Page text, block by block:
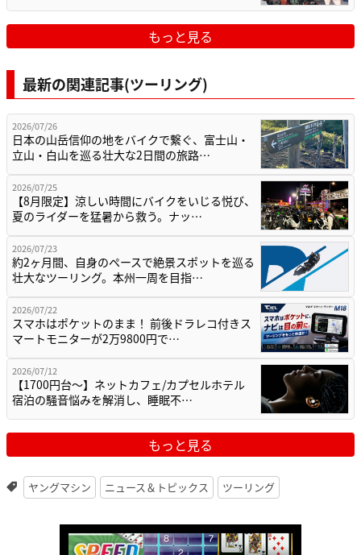
もっと見る
最新の関連記事(ツーリング)
2026/07/26
日本の山岳信仰の地をバイクで繋ぐ、富士山・
立山・白山を巡る壮大な2日間の旅路…
2026/07/25
【8月限定】涼しい時間にバイクをいじる悦び、
夏のライダーを猛暑から救う。ナッ…
2026/07/23
約2ヶ月間、自身のペースで絶景スポットを巡る
壮大なツーリング。本州一周を目指…
2026/07/22
スマホはポケットのまま！ 前後ドラレコ付きス
マートモニターが2万9800円で…
2026/07/12
【1700円台～】ネットカフェ/カプセルホテル
宿泊の騒音悩みを解消し、睡眠不…
もっと見る
ヤングマシン ニュース＆トピックス ツーリング